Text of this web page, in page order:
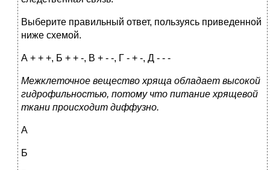
Выберите правильный ответ, пользуясь приведенной
ниже схемой.
А + + +, Б + + -, В + - -, Г - + -, Д - - -
Межклеточное вещество хряща обладает высокой
гидрофильностью, потому что питание хрящевой
ткани происходит диффузно.
А
Б